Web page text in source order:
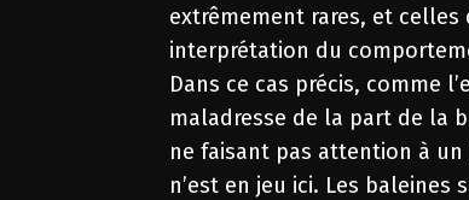
extrêmement rares, et
interprétation du
Dans ce cas précis, comme
maladresse de la part de la
ne faisant pas attention à
n’est en jeu ici. Les